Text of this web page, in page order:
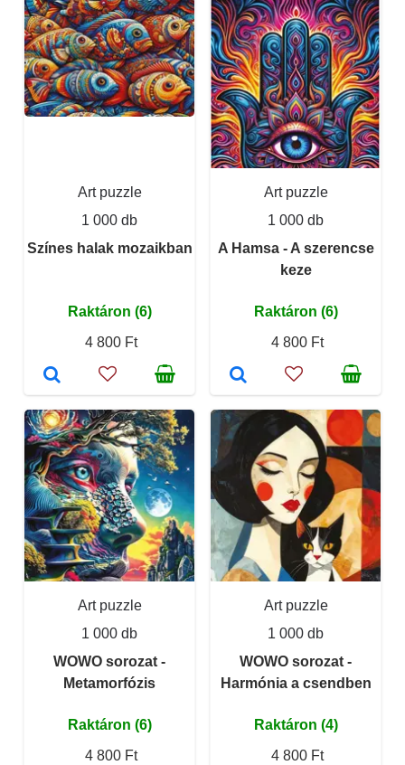
Art puzzle
1 000 db
Színes halak mozaikban
Raktáron (6)
4 800 Ft
Art puzzle
1 000 db
A Hamsa - A szerencse
keze
Raktáron (6)
4 800 Ft
Art puzzle
1 000 db
WOWO sorozat -
Metamorfózis
Raktáron (6)
4 800 Ft
Art puzzle
1 000 db
WOWO sorozat -
Harmónia a csendben
Raktáron (4)
4 800 Ft